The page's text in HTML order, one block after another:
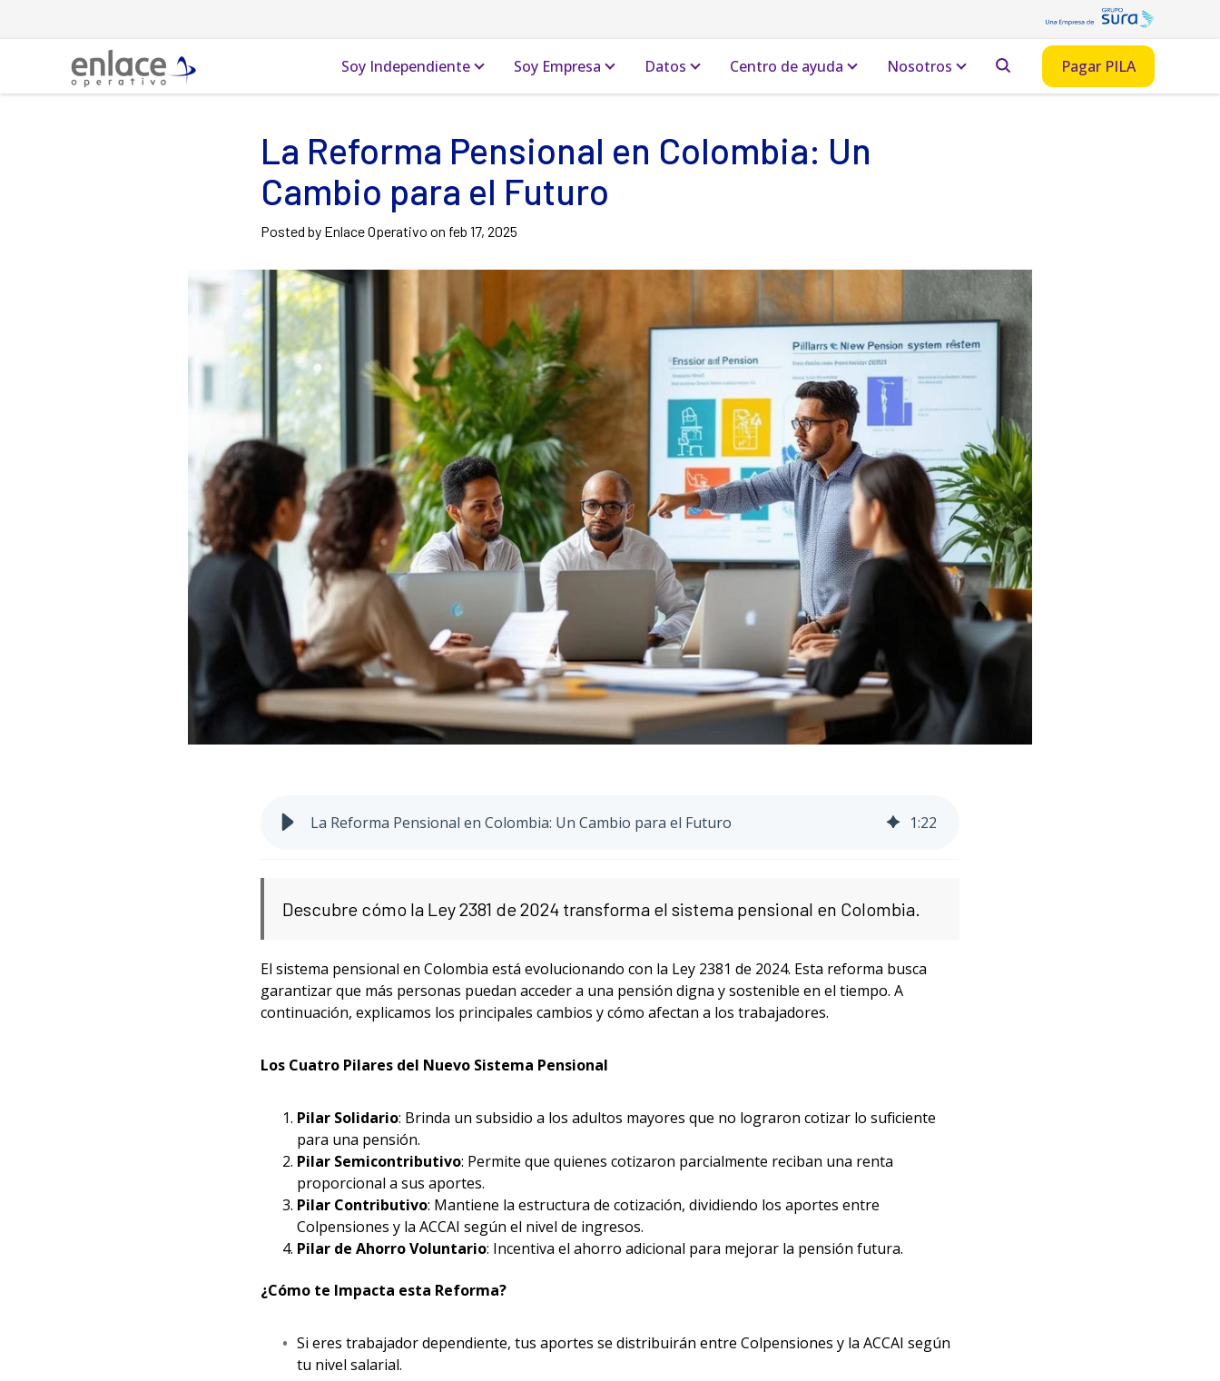
Soy Independiente Soy Empresa Datos Centro de ayuda Nosotros Pagar PILA
La Reforma Pensional en Colombia: Un
Cambio para el Futuro
Posted by Enlace Operativo on feb 17, 2025
La Reforma Pensional en Colombia: Un Cambio para el Futuro 1:22
Descubre cómo la Ley 2381 de 2024 transforma el sistema pensional en Colombia.
El sistema pensional en Colombia está evolucionando con la Ley 2381 de 2024. Esta reforma busca
garantizar que más personas puedan acceder a una pensión digna y sostenible en el tiempo. A
continuación, explicamos los principales cambios y cómo afectan a los trabajadores.
Los Cuatro Pilares del Nuevo Sistema Pensional
Pilar Solidario: Brinda un subsidio a los adultos mayores que no lograron cotizar lo suficiente
para una pensión.
Pilar Semicontributivo: Permite que quienes cotizaron parcialmente reciban una renta
proporcional a sus aportes.
Pilar Contributivo: Mantiene la estructura de cotización, dividiendo los aportes entre
Colpensiones y la ACCAI según el nivel de ingresos.
Pilar de Ahorro Voluntario: Incentiva el ahorro adicional para mejorar la pensión futura.
¿Cómo te Impacta esta Reforma?
Si eres trabajador dependiente, tus aportes se distribuirán entre Colpensiones y la ACCAI según
tu nivel salarial.